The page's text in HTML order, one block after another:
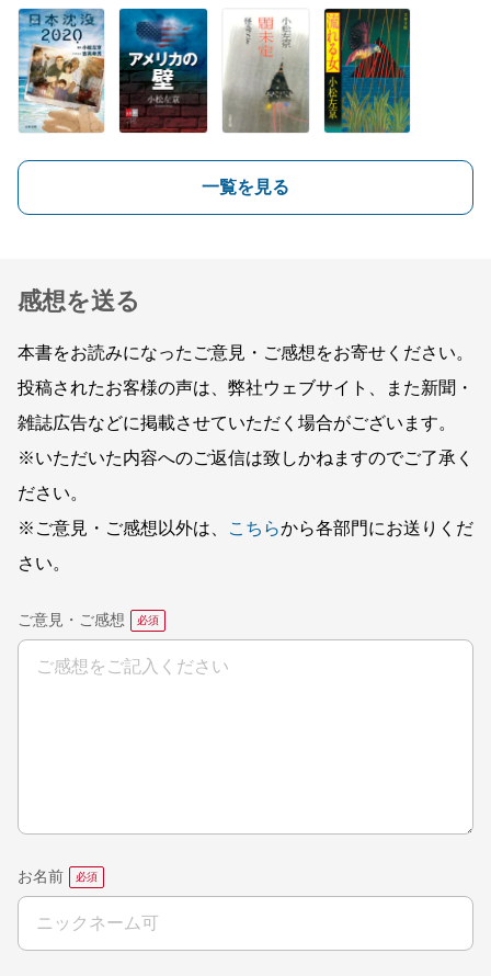
一覧を見る
感想を送る
本書をお読みになったご意見・ご感想をお寄せください。
投稿されたお客様の声は、弊社ウェブサイト、また新聞・
雑誌広告などに掲載させていただく場合がございます。
※いただいた内容へのご返信は致しかねますのでご了承く
ださい。
※ご意見・ご感想以外は、
こちらから各部門にお送りくだ
さい。
ご意見・ご感想
お名前